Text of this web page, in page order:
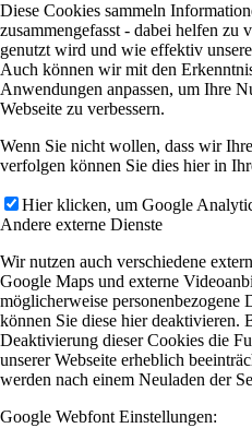
Diese Cookies sammeln
zusammengefasst - dabei helfen zu
genutzt wird und wie effektiv
Auch können wir mit den
Anwendungen anpassen, um Ihre
Webseite zu verbessern.
Wenn Sie nicht wollen, dass wir
verfolgen können Sie dies hier in
Hier klicken, um Google
Andere externe Dienste
Wir nutzen auch verschiedene
Google Maps und externe
möglicherweise personenbezogene
können Sie diese hier deaktivieren.
Deaktivierung dieser Cookies die
unserer Webseite erheblich
werden nach einem Neuladen der
Google Webfont Einstellungen: